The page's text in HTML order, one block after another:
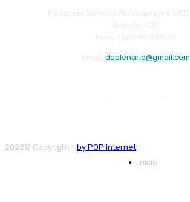
doplenario@gmail.com
2022© Copyright - by POP Internet
Início